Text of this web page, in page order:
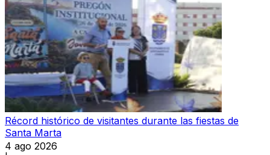
Récord histórico de visitantes durante las fiestas de
Santa Marta
4 ago 2026